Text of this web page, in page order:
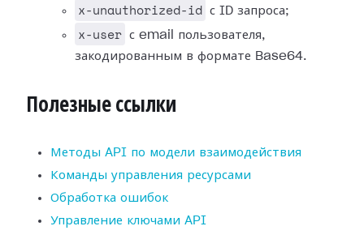
x-unauthorized-id с ID запроса;
x-user с email пользователя,
закодированным в формате Base64.
Полезные ссылки
Методы API по модели взаимодействия
Команды управления ресурсами
Обработка ошибок
Управление ключами API